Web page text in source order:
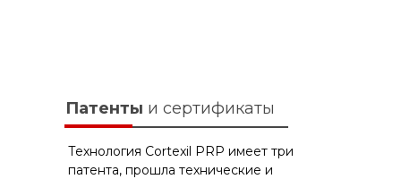
Патенты и сертификаты
Технология Cortexil PRP имеет три
патента, прошла технические и